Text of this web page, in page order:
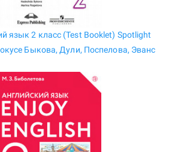
язык 2 класс (Test Booklet) Spotlight
Быкова, Дули, Поспелова, Эванс